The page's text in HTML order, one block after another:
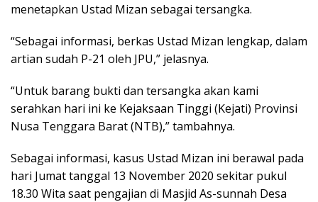
menetapkan Ustad Mizan sebagai tersangka.
“Sebagai informasi, berkas Ustad Mizan lengkap, dalam
artian sudah P-21 oleh JPU,” jelasnya.
“Untuk barang bukti dan tersangka akan kami
serahkan hari ini ke Kejaksaan Tinggi (Kejati) Provinsi
Nusa Tenggara Barat (NTB),” tambahnya.
Sebagai informasi, kasus Ustad Mizan ini berawal pada
hari Jumat tanggal 13 November 2020 sekitar pukul
18.30 Wita saat pengajian di Masjid As-sunnah Desa